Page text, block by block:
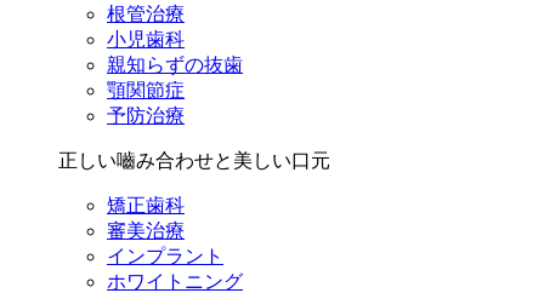
根管治療
小児歯科
親知らずの抜歯
顎関節症
予防治療
正しい嚙み合わせと美しい口元
矯正歯科
審美治療
インプラント
ホワイトニング